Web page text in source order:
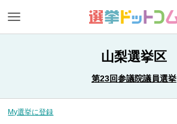
山梨選挙区
第23回参議院議員選挙
My選挙に登録